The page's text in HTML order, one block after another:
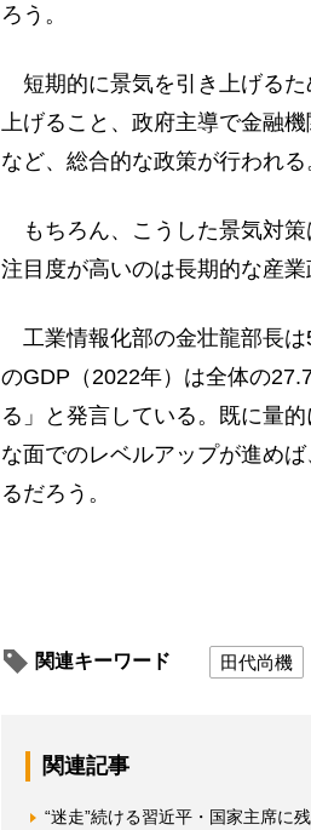
ろう。
短期的に景気を引き上げるた
上げること、政府主導で金融
など、総合的な政策が行われる
もちろん、こうした景気対策
注目度が高いのは長期的な産業
工業情報化部の金壮龍部長は
のGDP（2022年）は全体の
る」と発言している。既に量
な面でのレベルアップが進め
るだろう。
関連キーワード 田代尚機
関連記事
“迷走”続ける習近平・国家主席